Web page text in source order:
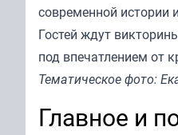
современной истории
Гостей ждут
под впечатлением от
Тематическое фото:
Главное и